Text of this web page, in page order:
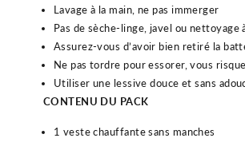
Lavage à la main, ne pas immerger
Pas de sèche-linge, javel ou nettoyage
Assurez-vous d’avoir bien retiré la
Ne pas tordre pour essorer, vous
Utiliser une lessive douce et sans
CONTENU DU PACK
1 veste chauffante sans manches